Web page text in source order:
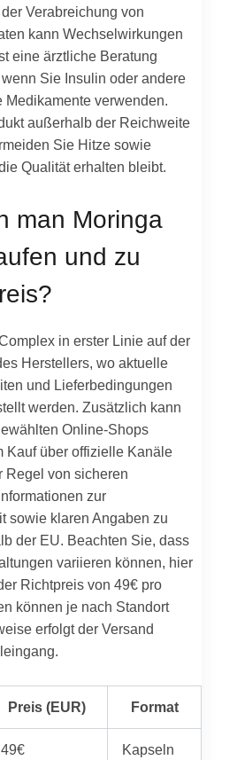
Verabreichung von
kann Wechselwirkungen
eine ärztliche Beratung
Sie Insulin oder andere
Medikamente verwenden.
außerhalb der Reichweite
Sie Hitze sowie
Qualität erhalten bleibt.
man Moringa
und zu
in erster Linie auf der
Herstellers, wo aktuelle
und Lieferbedingungen
werden. Zusätzlich kann
Online-Shops
Kauf über offizielle Kanäle
Regel von sicheren
zur
sowie klaren Angaben zu
der EU. Beachten Sie, dass
variieren können, hier
Richtpreis von 49€ pro
können je nach Standort
erfolgt der Versand
Preis (EUR) Format
49€ Kapseln